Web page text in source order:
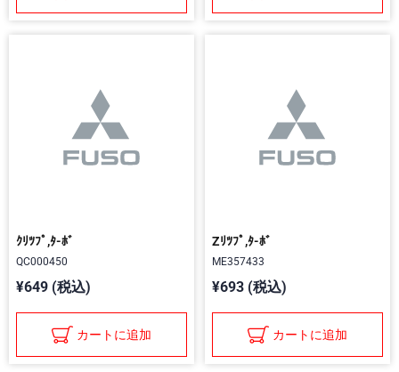
ｸﾘﾂﾌﾟ,ﾀ-ﾎﾞ
QC000450
¥649 (税込)
カートに追加
Zﾘﾂﾌﾟ,ﾀ-ﾎﾞ
ME357433
¥693 (税込)
カートに追加